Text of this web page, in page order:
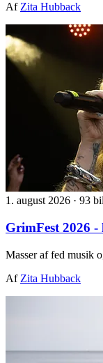
Af Zita Hubback
1. august 2026 · 93
GrimFest 2026 -
Masser af fed musik
Af Zita Hubback